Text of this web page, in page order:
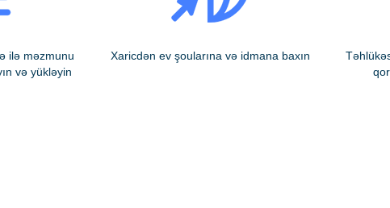
ilə məzmunu
və yükləyin
Xaricdən ev şoularına və idmana baxın